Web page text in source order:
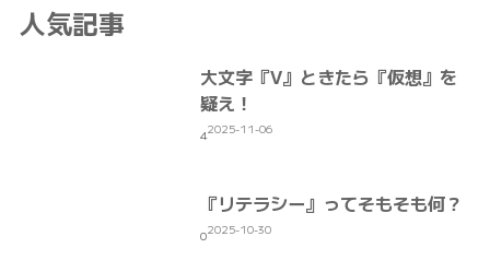
人気記事
大文字『V』ときたら『仮想』を
疑え！
42025-11-06
『リテラシー』ってそもそも何？
02025-10-30